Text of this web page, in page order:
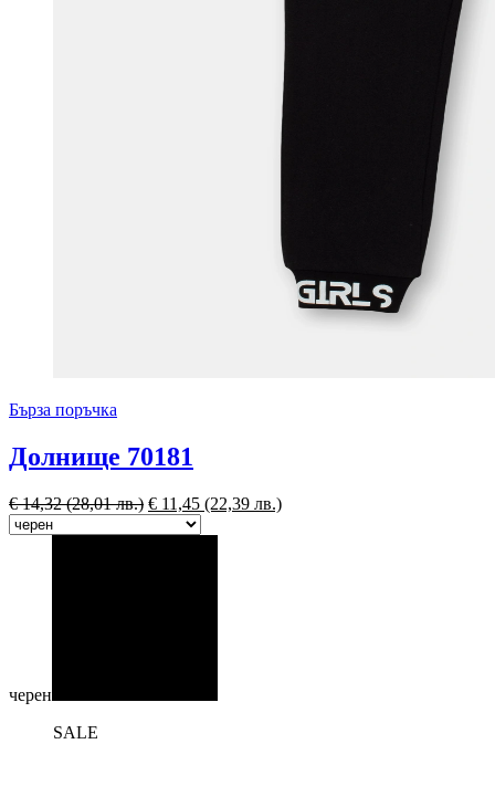
Бърза поръчка
Долнище 70181
€14,32(28,01 лв.) € 11,45 (22,39 лв.)
черен
SALE